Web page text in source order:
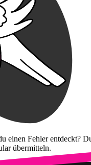
einen Fehler entdeckt?
übermitteln.